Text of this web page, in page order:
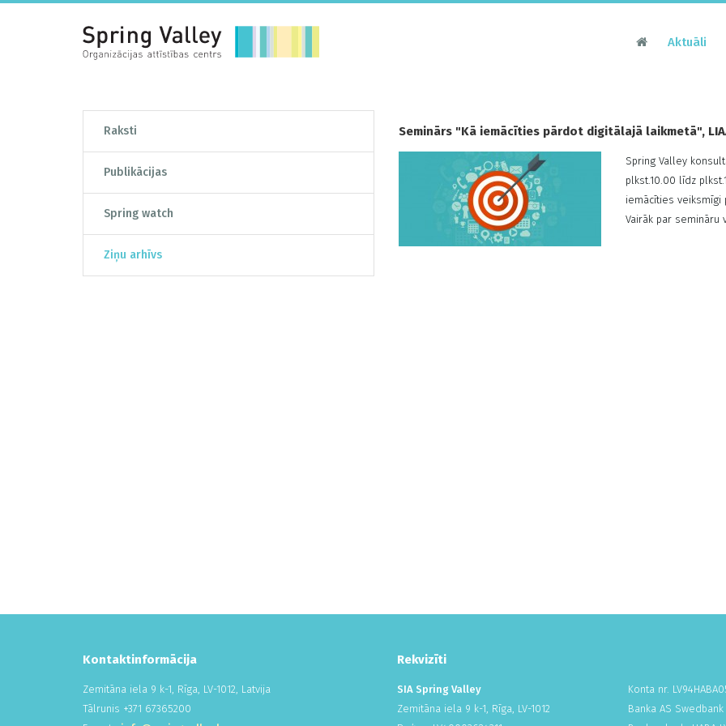
Aktuāli
Raksti
Publikācijas
Spring watch
Ziņu arhīvs
Seminārs "Kā iemācīties pārdot digitālajā laikmetā",
Spring Valley
plkst.10.00 līdz
iemācīties veiksmīgi
Vairāk par semināru
Kontaktinformācija
Zemitāna iela 9 k-1, Rīga, LV-1012, Latvija
Tālrunis +371 67365200
Rekvizīti
SIA Spring Valley
Zemitāna iela 9 k-1, Rīga, LV-1012
Konta nr. LV94HABA
Banka AS Swedbank